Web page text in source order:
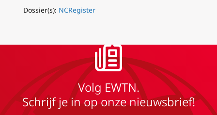
Dossier(s): NCRegister
Volg EWTN.
Schrijf je in op onze nieuwsbrief!